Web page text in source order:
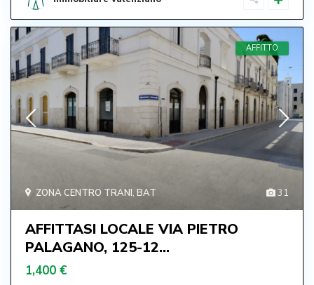
31
ZONA CENTRO TRANI, BAT
AFFITTO
AFFITTASI LOCALE VIA PIETRO
PALAGANO, 125-12...
1,400 €